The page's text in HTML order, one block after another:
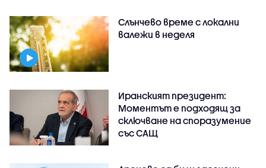
Слънчево време с локални
валежи в неделя
Иранският президент:
Моментът е подходящ за
сключване на споразумение
със САЩ